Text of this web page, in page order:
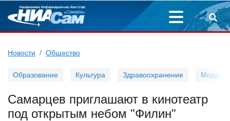
Новости Общество
Образование Культура Здравоохранение Мода
Самарцев приглашают в кинотеатр
под открытым небом "Филин"